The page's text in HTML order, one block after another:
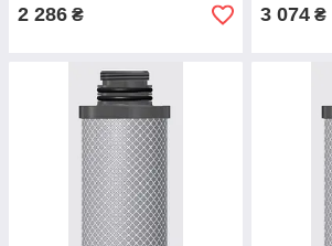
2 286 ₴ 3 074 ₴